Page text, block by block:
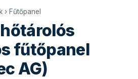
› Fűtőpanel
fűtőpanel
AG)